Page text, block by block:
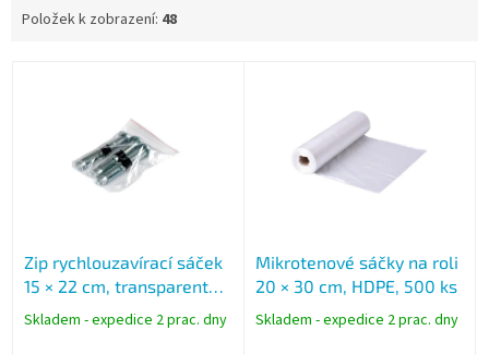
Položek k zobrazení: 48
Zip rychlouzavírací sáček
15 × 22 cm, transparentní,
LDPE, 100 ks
Skladem - expedice 2 prac. dny
Mikrotenové sáčky na roli
20 × 30 cm, HDPE, 500 ks
Skladem - expedice 2 prac. dny